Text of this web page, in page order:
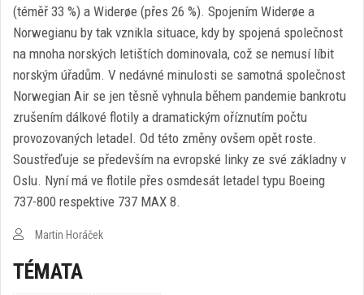
(téměř 33 %) a Widerøe (přes 26 %). Spojením Widerøe a
Norwegianu by tak vznikla situace, kdy by spojená společnost
na mnoha norských letištích dominovala, což se nemusí líbit
norským úřadům. V nedávné minulosti se samotná společnost
Norwegian Air se jen těsně vyhnula během pandemie bankrotu
zrušením dálkové flotily a dramatickým oříznutím počtu
provozovaných letadel. Od této změny ovšem opět roste.
Soustřeďuje se především na evropské linky ze své základny v
Oslu. Nyní má ve flotile přes osmdesát letadel typu Boeing
737-800 respektive 737 MAX 8.
Martin Horáček
TÉMATA